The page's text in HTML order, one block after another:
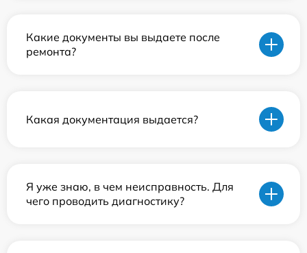
Какие документы вы выдаете после
ремонта?
Какая документация выдается?
Я уже знаю, в чем неисправность. Для
чего проводить диагностику?